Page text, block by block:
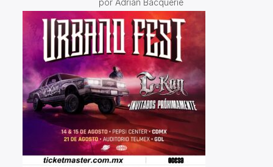
por Adrian Bacquerie